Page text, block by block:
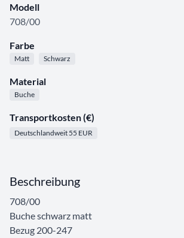
Modell
708/00
Farbe
Matt Schwarz
Material
Buche
Transportkosten (€)
Deutschlandweit 55 EUR
Beschreibung
708/00
Buche schwarz matt
Bezug 200-247